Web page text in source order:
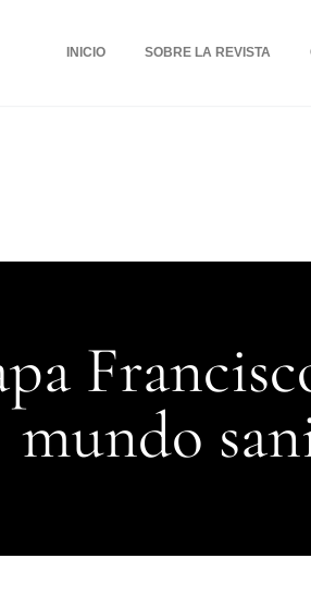
INICIO SOBRE LA REVISTA
mundo